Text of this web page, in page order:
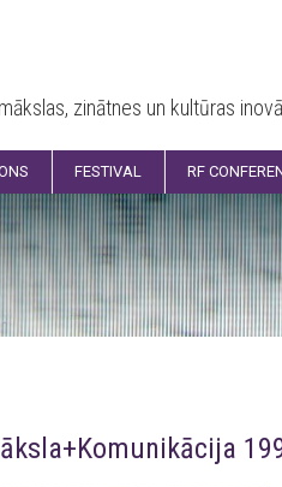
mākslas, zinātnes un kultūras
FESTIVAL RF